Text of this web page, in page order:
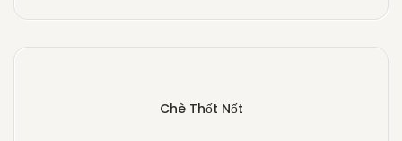
Chè Thốt Nốt